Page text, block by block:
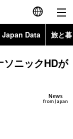
English
简体字
Japan Data 旅と
Topics
ニックHDが
News
from Japan